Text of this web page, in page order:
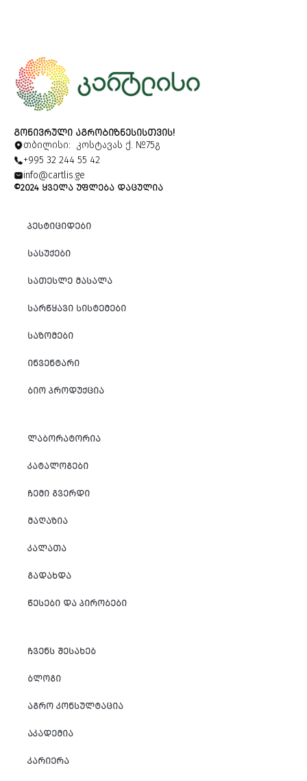
ᲒᲝᲜᲘᲕᲠᲣᲚᲘ ᲐᲒᲠᲝᲑᲘᲖᲜᲔᲡᲘᲡᲗᲕᲘᲡ!
თბილისი: კოსტავას ქ. №75გ
+995 32 244 55 42
info@cartlis.ge
©2024 ᲧᲕᲔᲚᲐ ᲣᲤᲚᲔᲑᲐ ᲓᲐᲪᲣᲚᲘᲐ
ᲞᲔᲡᲢᲘᲪᲘᲓᲔᲑᲘ
ᲡᲐᲡᲣᲥᲔᲑᲘ
ᲡᲐᲗᲔᲡᲚᲔ ᲛᲐᲡᲐᲚᲐ
ᲡᲐᲠᲬᲧᲐᲕᲘ ᲡᲘᲡᲢᲔᲛᲔᲑᲘ
ᲡᲐᲖᲝᲛᲔᲑᲘ
ᲘᲜᲕᲔᲜᲢᲐᲠᲘ
ᲑᲘᲝ ᲞᲠᲝᲓᲣᲥᲪᲘᲐ
ᲚᲐᲑᲝᲠᲐᲢᲝᲠᲘᲐ
ᲙᲐᲢᲐᲚᲝᲒᲔᲑᲘ
ᲩᲔᲛᲘ ᲒᲕᲔᲠᲓᲘ
ᲛᲐᲦᲐᲖᲘᲐ
ᲙᲐᲚᲐᲗᲐ
ᲒᲐᲓᲐᲮᲓᲐ
ᲬᲔᲡᲔᲑᲘ ᲓᲐ ᲞᲘᲠᲝᲑᲔᲑᲘ
ᲩᲕᲔᲜᲡ ᲨᲔᲡᲐᲮᲔᲑ
ᲑᲚᲝᲒᲘ
ᲐᲒᲠᲝ ᲙᲝᲜᲡᲣᲚᲢᲐᲪᲘᲐ
ᲐᲙᲐᲓᲔᲛᲘᲐ
ᲙᲐᲠᲘᲔᲠᲐ